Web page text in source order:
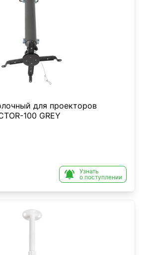
для проекторов
100 GREY

Узнать
о поступлении